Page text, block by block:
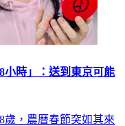
時」：送到東京可能